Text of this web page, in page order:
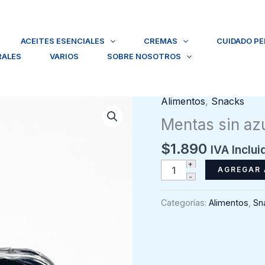
ACEITES ESENCIALES CREMAS
CUIDADO
VARIOS SOBRE NOSOTROS
Alimentos, Snacks
Mentas sin
$1.890 IVA
Mentas
sin
azúcar
Categorías: Alimentos